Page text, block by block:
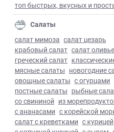
топ быстрых, вкусных и
Салаты
салат мимоза салат цезарь
крабовый салат салат оливье
греческий салат
мясные салаты новогодние
овощные салаты с огурцами
постные салаты рыбные
со свининой из
с ананасами с корейской
салат с креветками с курицей